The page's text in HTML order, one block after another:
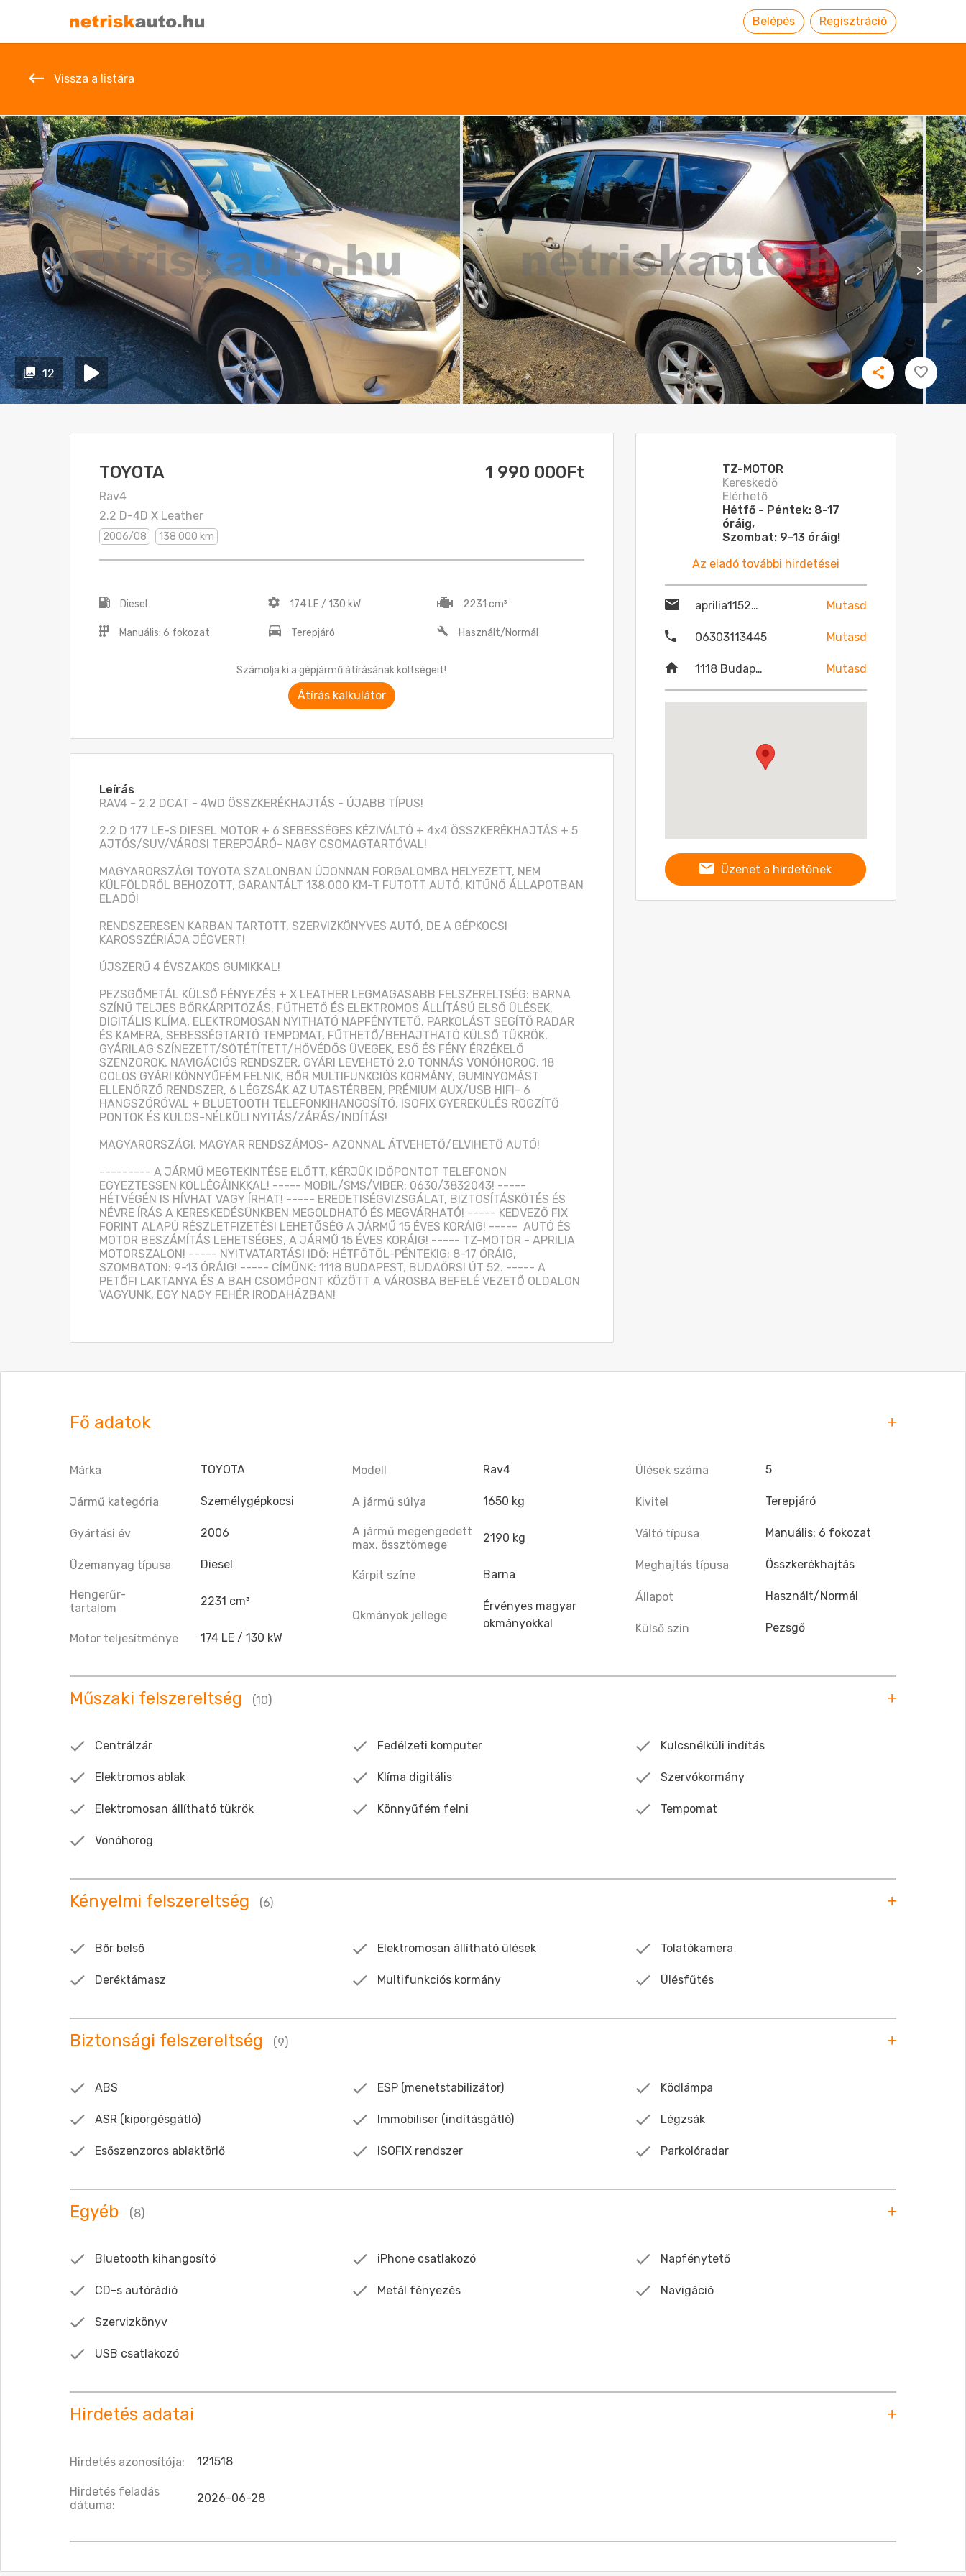
Belépés Regisztráció
12
TOYOTA
Rav4
2.2 D-4D X Leather
1 990 000Ft
2006/08 138 000 km
Diesel 174 LE / 130 kW 2231 cm³
Manuális: 6 fokozat Terepjáró Használt/Normál
Számolja ki a gépjármű átírásának költségeit!
Átírás kalkulátor
Leírás
RAV4 - 2.2 DCAT - 4WD ÖSSZKERÉKHAJTÁS - ÚJABB TÍPUS!
2.2 D 177 LE-S DIESEL MOTOR + 6 SEBESSÉGES KÉZIVÁLTÓ + 4x4 ÖSSZKERÉKHAJTÁS + 5
AJTÓS/SUV/VÁROSI TEREPJÁRÓ- NAGY CSOMAGTARTÓVAL!
MAGYARORSZÁGI TOYOTA SZALONBAN ÚJONNAN FORGALOMBA HELYEZETT, NEM
KÜLFÖLDRŐL BEHOZOTT, GARANTÁLT 138.000 KM-T FUTOTT AUTÓ, KITŰNŐ ÁLLAPOTBAN
ELADÓ!
RENDSZERESEN KARBAN TARTOTT, SZERVIZKÖNYVES AUTÓ, DE A GÉPKOCSI
KAROSSZÉRIÁJA JÉGVERT!
ÚJSZERŰ 4 ÉVSZAKOS GUMIKKAL!
PEZSGŐMETÁL KÜLSŐ FÉNYEZÉS + X LEATHER LEGMAGASABB FELSZERELTSÉG: BARNA
SZÍNŰ TELJES BŐRKÁRPITOZÁS, FŰTHETŐ ÉS ELEKTROMOS ÁLLÍTÁSÚ ELSŐ ÜLÉSEK,
DIGITÁLIS KLÍMA, ELEKTROMOSAN NYITHATÓ NAPFÉNYTETŐ, PARKOLÁST SEGÍTŐ RADAR
ÉS KAMERA, SEBESSÉGTARTÓ TEMPOMAT, FŰTHETŐ/BEHAJTHATÓ KÜLSŐ TÜKRÖK,
GYÁRILAG SZÍNEZETT/SÖTÉTÍTETT/HŐVÉDŐS ÜVEGEK, ESŐ ÉS FÉNY ÉRZÉKELŐ
SZENZOROK, NAVIGÁCIÓS RENDSZER, GYÁRI LEVEHETŐ 2.0 TONNÁS VONÓHOROG, 18
COLOS GYÁRI KÖNNYŰFÉM FELNIK, BŐR MULTIFUNKCIÓS KORMÁNY, GUMINYOMÁST
ELLENŐRZŐ RENDSZER, 6 LÉGZSÁK AZ UTASTÉRBEN, PRÉMIUM AUX/USB HIFI- 6
HANGSZÓRÓVAL + BLUETOOTH TELEFONKIHANGOSÍTÓ, ISOFIX GYEREKÜLÉS RÖGZÍTŐ
PONTOK ÉS KULCS-NÉLKÜLI NYITÁS/ZÁRÁS/INDÍTÁS!
MAGYARORSZÁGI, MAGYAR RENDSZÁMOS- AZONNAL ÁTVEHETŐ/ELVIHETŐ AUTÓ!
--------- A JÁRMŰ MEGTEKINTÉSE ELŐTT, KÉRJÜK IDŐPONTOT TELEFONON
EGYEZTESSEN KOLLÉGÁINKKAL! ----- MOBIL/SMS/VIBER: 0630/3832043! -----
HÉTVÉGÉN IS HÍVHAT VAGY ÍRHAT! ----- EREDETISÉGVIZSGÁLAT, BIZTOSÍTÁSKÖTÉS ÉS
NÉVRE ÍRÁS A KERESKEDÉSÜNKBEN MEGOLDHATÓ ÉS MEGVÁRHATÓ! ----- KEDVEZŐ FIX
FORINT ALAPÚ RÉSZLETFIZETÉSI LEHETŐSÉG A JÁRMŰ 15 ÉVES KORÁIG! -----  AUTÓ ÉS
MOTOR BESZÁMÍTÁS LEHETSÉGES, A JÁRMŰ 15 ÉVES KORÁIG! ----- TZ-MOTOR - APRILIA
MOTORSZALON! ----- NYITVATARTÁSI IDŐ: HÉTFŐTŐL-PÉNTEKIG: 8-17 ÓRÁIG,
SZOMBATON: 9-13 ÓRÁIG! ----- CÍMÜNK: 1118 BUDAPEST, BUDAÖRSI ÚT 52. ----- A
PETŐFI LAKTANYA ÉS A BAH CSOMÓPONT KÖZÖTT A VÁROSBA BEFELÉ VEZETŐ OLDALON
VAGYUNK, EGY NAGY FEHÉR IRODAHÁZBAN!
TZ-MOTOR
Kereskedő
Elérhető
Hétfő - Péntek: 8-17
óráig,
Szombat: 9-13 óráig!
Az eladó további hirdetései
aprilia1152@gmail.com Mutasd
06303113445 Mutasd
1118 Budapest, Budaörsi út 52. Mutasd
Üzenet a hirdetőnek
Fő adatok
Márka TOYOTA
Jármű kategória Személygépkocsi
Gyártási év 2006
Üzemanyag típusa Diesel
Hengerűr-
tartalom
2231 cm³
Motor teljesítménye 174 LE / 130 kW
Modell Rav4
A jármű súlya 1650 kg
A jármű megengedett
max. össztömege
2190 kg
Kárpit színe Barna
Okmányok jellege
Érvényes magyar
okmányokkal
Ülések száma 5
Kivitel Terepjáró
Váltó típusa Manuális: 6 fokozat
Meghajtás típusa Összkerékhajtás
Állapot Használt/Normál
Külső szín Pezsgő
Műszaki felszereltség (10)
Centrálzár
Elektromos ablak
Elektromosan állítható tükrök
Fedélzeti komputer
Klíma digitális
Könnyűfém felni
Kulcsnélküli indítás
Szervókormány
Tempomat
Vonóhorog
Kényelmi felszereltség (6)
Bőr belső
Deréktámasz
Elektromosan állítható ülések
Multifunkciós kormány
Tolatókamera
Ülésfűtés
Biztonsági felszereltség (9)
ABS
ASR (kipörgésgátló)
Esőszenzoros ablaktörlő
ESP (menetstabilizátor)
Immobiliser (indításgátló)
ISOFIX rendszer
Ködlámpa
Légzsák
Parkolóradar
Egyéb (8)
Bluetooth kihangosító
CD-s autórádió
iPhone csatlakozó
Metál fényezés
Napfénytető
Navigáció
Szervizkönyv
USB csatlakozó
Hirdetés adatai
Hirdetés azonosítója: 121518
Hirdetés feladás
dátuma:
2026-06-28